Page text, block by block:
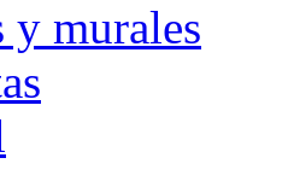
murales